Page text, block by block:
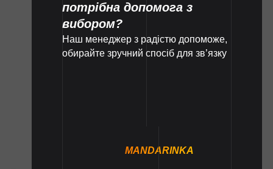
потрібна допомога з
вибором?
Наш менеджер з радістю допоможе,
обирайте зручний спосіб для зв’язку
MANDARINKA